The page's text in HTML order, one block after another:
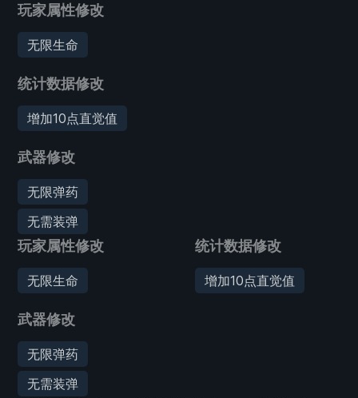
玩家属性修改
无限生命
统计数据修改
增加10点直觉值
武器修改
无限弹药
无需装弹
玩家属性修改
无限生命
武器修改
无限弹药
无需装弹
统计数据修改
增加10点直觉值